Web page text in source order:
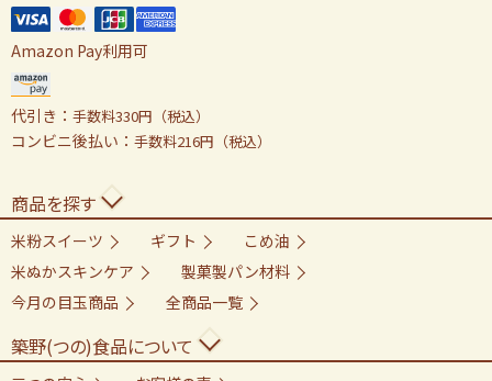
Amazon Pay利用可
代引き： 手数料330円（税込）
コンビニ後払い： 手数料216円（税込）
商品を探す
米粉スイーツ ギフト
こめ油
米ぬかスキンケア
製菓製パン材料
今月の目玉商品
全商品一覧
築野(つの)食品について